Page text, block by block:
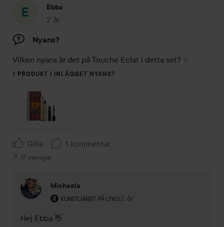
Ebba
2 år
Inlägget skapades 2 år
Nyans?
Vilken nyans är det på Touche Eclat i detta set? ✨
1 PRODUKT I INLÄGGET NYANS?
Gilla 1 kommentar
17 visningar
Michaela
KUNDTJÄNST PÅ LYKO
Användarens roll: Kundtjänst på Lyko.
2 år
Kommentaren lades 2 år
Hej Ebba 👋